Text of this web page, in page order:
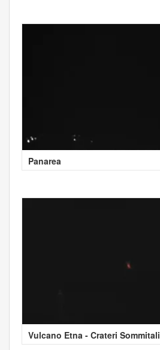
Panarea
Vulcano Etna - Crateri Sommitali